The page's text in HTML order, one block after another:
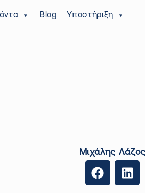
Blog Υποστήριξη
Μιχάλης